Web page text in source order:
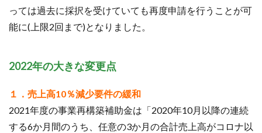
っては過去に採択を受けていても再度申請を行うことが可
能に(上限2回まで)となりました。
2022年の大きな変更点
１．売上高10％減少要件の緩和
2021年度の事業再構築補助金は「2020年10月以降の連続
する6か月間のうち、任意の3か月の合計売上高がコロナ以